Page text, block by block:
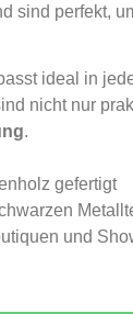
sind perfekt,
ideal in
nicht nur
.
gefertigt
und